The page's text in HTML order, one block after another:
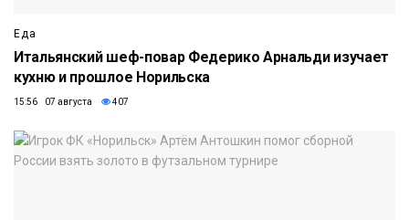
Еда
Итальянский шеф-повар Федерико Арнальди изучает
кухню и прошлое Норильска
15:56 07 августа 407